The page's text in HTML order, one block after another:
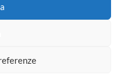
un sito di proprietà di